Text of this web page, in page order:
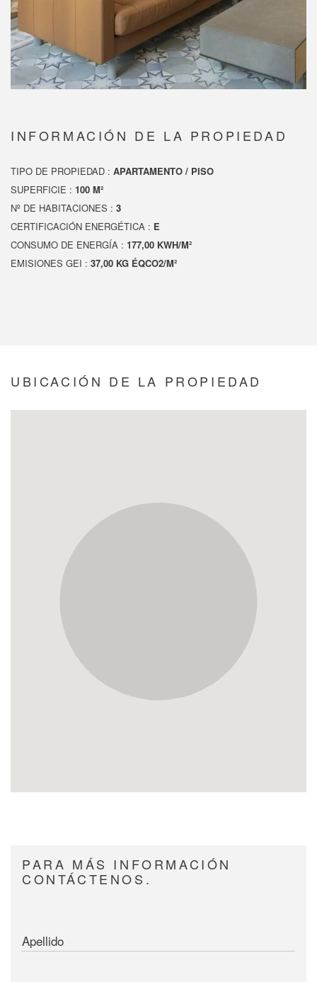
INFORMACIÓN DE LA PROPIEDAD
TIPO DE PROPIEDAD : APARTAMENTO / PISO
SUPERFICIE : 100 M²
Nº DE HABITACIONES : 3
CERTIFICACIÓN ENERGÉTICA : E
CONSUMO DE ENERGÍA : 177,00 KWH/M²
EMISIONES GEI : 37,00 KG ÉQCO2/M²
UBICACIÓN DE LA PROPIEDAD
PARA MÁS INFORMACIÓN
CONTÁCTENOS.
Apellido